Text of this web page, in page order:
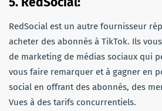
RedSocial est un autre fournisseur
acheter des abonnés à TikTok. Ils
de marketing de médias sociaux qui
vous faire remarquer et à gagner en
social en offrant des abonnés, des
Vues à des tarifs concurrentiels.